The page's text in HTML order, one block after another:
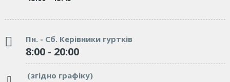
Пн. - Сб. Керівники гуртків
8:00 - 20:00
(згідно графіку)